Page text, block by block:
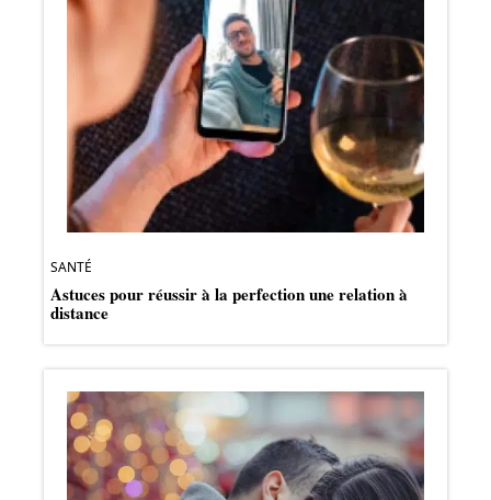
SANTÉ
Astuces pour réussir à la perfection une relation à
distance